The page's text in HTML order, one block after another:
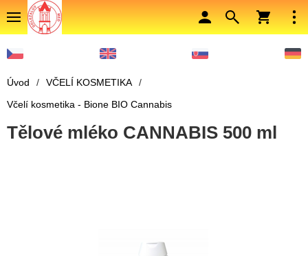
Úvod / VČELÍ KOSMETIKA
/
Včelí kosmetika - Bione BIO Cannabis
Tělové mléko CANNABIS 500 ml